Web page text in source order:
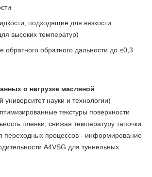
подходящие для вязкости
высоких температур)
обратного обратного дальности до ≤0,3
о нагрузке масляной
университет науки и технологии)
текстуры поверхности
пленки, снижая температуру тапочки
переходных процессов - информирование
A4VSG для туннельных